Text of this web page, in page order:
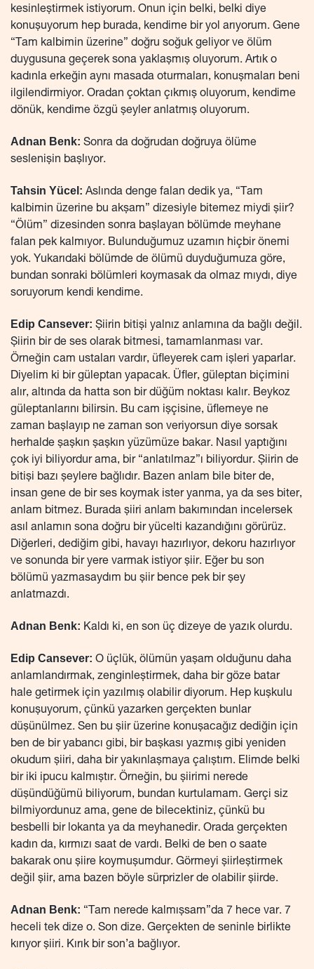
kesinleştirmek istiyorum. Onun için belki, belki diye
konuşuyorum hep burada, kendime bir yol arıyorum. Gene
“Tam kalbimin üzerine” doğru soğuk geliyor ve ölüm
duygusuna geçerek sona yaklaşmış oluyorum. Artık o
kadınla erkeğin aynı masada oturmaları, konuşmaları beni
ilgilendirmiyor. Oradan çoktan çıkmış oluyorum, kendime
dönük, kendime özgü şeyler anlatmış oluyorum.
Adnan Benk: Sonra da doğrudan doğruya ölüme
seslenişin başlıyor.
Tahsin Yücel: Aslında denge falan dedik ya, “Tam
kalbimin üzerine bu akşam” dizesiyle bitemez miydi şiir?
“Ölüm” dizesinden sonra başlayan bölümde meyhane
falan pek kalmıyor. Bulunduğumuz uzamın hiçbir önemi
yok. Yukarıdaki bölümde de ölümü duyduğumuza göre,
bundan sonraki bölümleri koymasak da olmaz mıydı, diye
soruyorum kendi kendime.
Edip Cansever: Şiirin bitişi yalnız anlamına da bağlı değil.
Şiirin bir de ses olarak bitmesi, tamamlanması var.
Örneğin cam ustaları vardır, üfleyerek cam işleri yaparlar.
Diyelim ki bir güleptan yapacak. Üfler, güleptan biçimini
alır, altında da hatta son bir düğüm noktası kalır. Beykoz
güleptanlarını bilirsin. Bu cam işçisine, üflemeye ne
zaman başlayıp ne zaman son veriyorsun diye sorsak
herhalde şaşkın şaşkın yüzümüze bakar. Nasıl yaptığını
çok iyi biliyordur ama, bir “anlatılmaz”ı biliyordur. Şiirin de
bitişi bazı şeylere bağlıdır. Bazen anlam bile biter de,
insan gene de bir ses koymak ister yanma, ya da ses biter,
anlam bitmez. Burada şiiri anlam bakımından incelersek
asıl anlamın sona doğru bir yücelti kazandığını görürüz.
Diğerleri, dediğim gibi, havayı hazırlıyor, dekoru hazırlıyor
ve sonunda bir yere varmak istiyor şiir. Eğer bu son
bölümü yazmasaydım bu şiir bence pek bir şey
anlatmazdı.
Adnan Benk: Kaldı ki, en son üç dizeye de yazık olurdu.
Edip Cansever: O üçlük, ölümün yaşam olduğunu daha
anlamlandırmak, zenginleştirmek, daha bir göze batar
hale getirmek için yazılmış olabilir diyorum. Hep kuşkulu
konuşuyorum, çünkü yazarken gerçekten bunlar
düşünülmez. Sen bu şiir üzerine konuşacağız dediğin için
ben de bir yabancı gibi, bir başkası yazmış gibi yeniden
okudum şiiri, daha bir yakınlaşmaya çalıştım. Elimde belki
bir iki ipucu kalmıştır. Örneğin, bu şiirimi nerede
düşündüğümü biliyorum, bundan kurtulamam. Gerçi siz
bilmiyordunuz ama, gene de bilecektiniz, çünkü bu
besbelli bir lokanta ya da meyhanedir. Orada gerçekten
kadın da, kırmızı saat de vardı. Belki de ben o saate
bakarak onu şiire koymuşumdur. Görmeyi şiirleştirmek
değil şiir, ama bazen böyle sürprizler de olabilir şiirde.
Adnan Benk: “Tam nerede kalmışsam”da 7 hece var. 7
heceli tek dize o. Son dize. Gerçekten de seninle birlikte
kırıyor şiiri. Kırık bir son’a bağlıyor.